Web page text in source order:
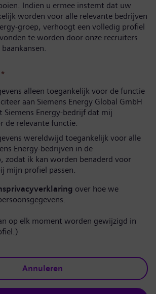
Indien u ermee instemt dat uw
worden voor alle relevante bedrijven
groep, verhoogt een volledig profiel
te worden door onze recruiters
*
alleen toegankelijk voor de functie
aan Siemens Energy Global GmbH
Siemens Energy-bedrijf dat mij
de relevante functie.
wereldwijd toegankelijk voor alle
Energy-bedrijven in de
zodat ik kan worden benaderd voor
mijn profiel passen.
over hoe we
op elk moment worden gewijzigd in
Annuleren